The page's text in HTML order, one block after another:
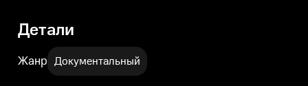
Детали
Жанр Документальный